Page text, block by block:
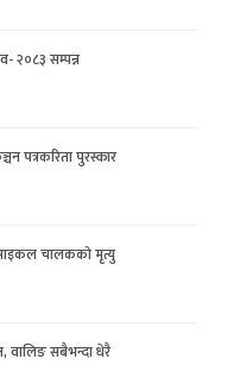
२०८३ सम्पन्न
पत्रकरिता पुरस्कार
चालकको मृत्यु
वालिङ सबैभन्दा धेरै